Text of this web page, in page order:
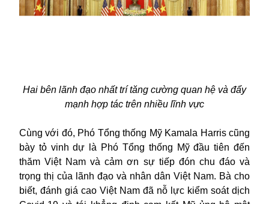
Hai bên lãnh đạo nhất trí tăng cường quan hệ và đẩy
mạnh hợp tác trên nhiều lĩnh vực
Cùng với đó, Phó Tổng thống Mỹ Kamala Harris cũng
bày tỏ vinh dự là Phó Tổng thống Mỹ đầu tiên đến
thăm Việt Nam và cảm ơn sự tiếp đón chu đáo và
trọng thị của lãnh đạo và nhân dân Việt Nam. Bà cho
biết, đánh giá cao Việt Nam đã nỗ lực kiểm soát dịch